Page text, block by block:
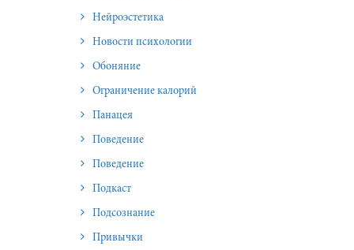
Нейроэстетика
Новости психологии
Обоняние
Ограничение калорий
Панацея
Поведение
Поведение
Подкаст
Подсознание
Привычки